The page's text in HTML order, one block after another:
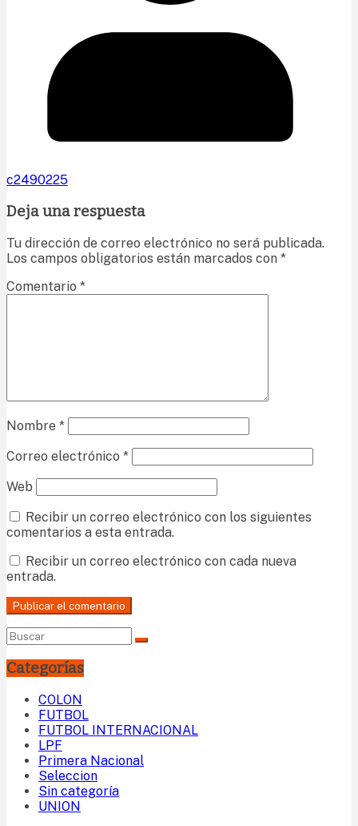
c2490225
Deja una respuesta
Tu dirección de correo electrónico no será publicada.
Los campos obligatorios están marcados con *
Comentario *
Nombre *
Correo electrónico *
Web
Recibir un correo electrónico con los siguientes
comentarios a esta entrada.
Recibir un correo electrónico con cada nueva
entrada.
Categorías
COLON
FUTBOL
FUTBOL INTERNACIONAL
LPF
Primera Nacional
Seleccion
Sin categoría
UNION